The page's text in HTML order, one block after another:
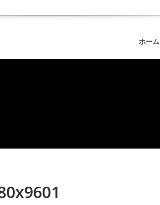
ホーム